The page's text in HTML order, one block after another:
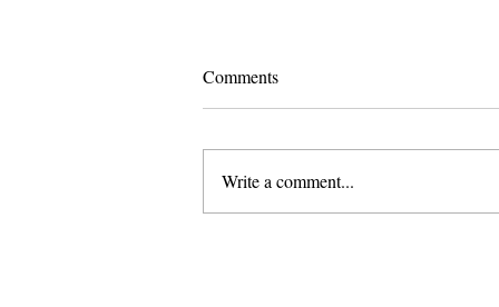
Comments
Write a comment...